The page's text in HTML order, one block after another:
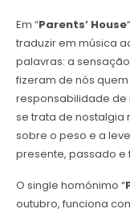
Em “Parents’ House
traduzir em música
palavras: a
fizeram de nós
responsabilidade
se trata de nostalgia
sobre o peso e a
presente, passado e
O single homónimo “
outubro, funciona